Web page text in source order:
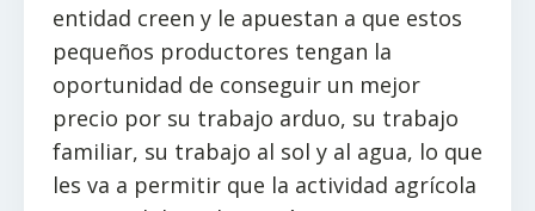
entidad creen y le apuestan a que estos
pequeños productores tengan la
oportunidad de conseguir un mejor
precio por su trabajo arduo, su trabajo
familiar, su trabajo al sol y al agua, lo que
les va a permitir que la actividad agrícola